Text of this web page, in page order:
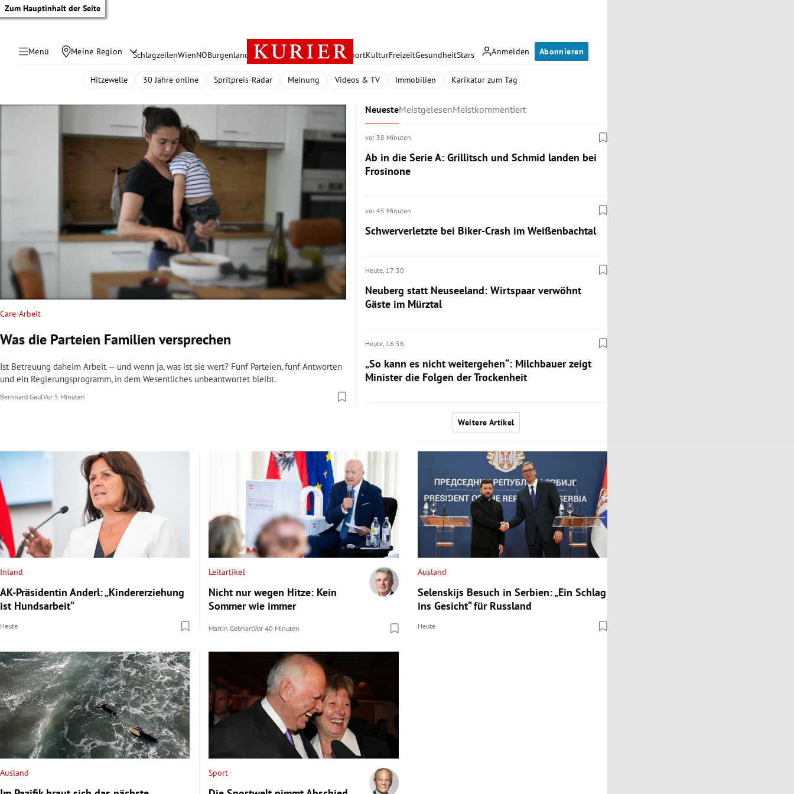
Zum Hauptinhalt der Seite
Menü Meine Region Anmelden Abonnieren
SchlagzeilenWienNÖBurgenland Österreich PolitikWirtschaft SportKulturFreizeitGesundheitStars
Untermenü
Untermenü
Untermenü
Untermenü
Untermenü
Untermenü
Untermenü
Untermenü
Untermenü
Hitzewelle 30 Jahre online Spritpreis-Radar Meinung Videos & TV Immobilien Karikatur zum Tag
Care-Arbeit
Was die Parteien Familien versprechen
Ist Betreuung daheim Arbeit — und wenn ja, was ist sie wert? Fünf Parteien, fünf Antworten
und ein Regierungsprogramm, in dem Wesentliches unbeantwortet bleibt.
Bernhard GaulVor 5 Minuten
Inland
AK-Präsidentin Anderl: „Kindererziehung
ist Hundsarbeit“
Heute
Leitartikel
Nicht nur wegen Hitze: Kein
Sommer wie immer
Martin GebhartVor 40 Minuten
Ausland
Selenskijs Besuch in Serbien: „Ein Schlag
ins Gesicht“ für Russland
Heute
Ausland Sport
NeuesteMeistgelesenMeistkommentiert
vor 38 Minuten
Ab in die Serie A: Grillitsch und Schmid landen bei
Frosinone
vor 45 Minuten
Schwerverletzte bei Biker-Crash im Weißenbachtal
Heute, 17:30
Neuberg statt Neuseeland: Wirtspaar verwöhnt
Gäste im Mürztal
Heute, 16:56
„So kann es nicht weitergehen“: Milchbauer zeigt
Minister die Folgen der Trockenheit
Weitere Artikel